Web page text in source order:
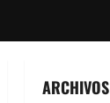
ARCHIVOS